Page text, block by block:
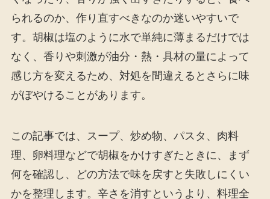
られるのか、作り直すべきなのか迷いやすいで
す。胡椒は塩のように水で単純に薄まるだけでは
なく、香りや刺激が油分・熱・具材の量によって
感じ方を変えるため、対処を間違えるとさらに味
がぼやけることがあります。
この記事では、スープ、炒め物、パスタ、肉料
理、卵料理などで胡椒をかけすぎたときに、まず
何を確認し、どの方法で味を戻すと失敗しにくい
かを整理します。辛さを消すというより、料理全